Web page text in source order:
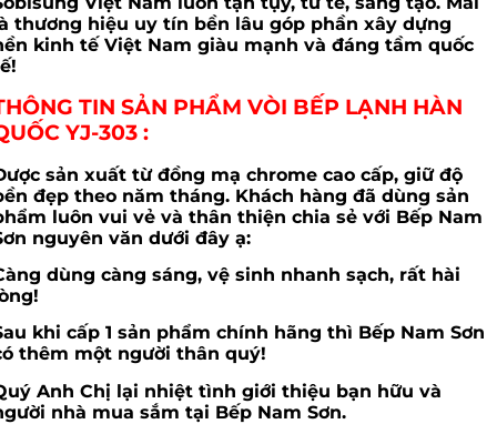
thương hiệu uy tín bền lâu góp phần xây dựng
kinh tế Việt Nam giàu mạnh và đáng tầm quốc
TIN SẢN PHẨM VÒI BẾP LẠNH HÀN
YJ-303 :
sản xuất từ đồng mạ chrome cao cấp, giữ độ
đẹp theo năm tháng. Khách hàng đã dùng sản
luôn vui vẻ và thân thiện chia sẻ với Bếp Nam
nguyên văn dưới đây ạ:
dùng càng sáng, vệ sinh nhanh sạch, rất hài
khi cấp 1 sản phẩm chính hãng thì Bếp Nam Sơn
thêm một người thân quý!
Anh Chị lại nhiệt tình giới thiệu bạn hữu và
nhà mua sắm tại Bếp Nam Sơn.